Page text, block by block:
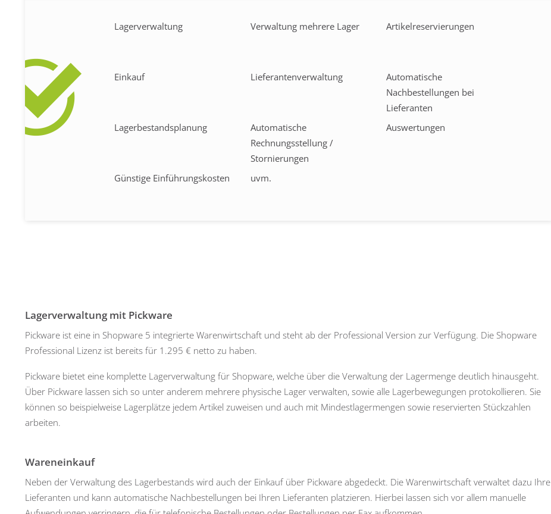
Lagerverwaltung Verwaltung mehrere Lager Artikelreservierungen
Einkauf Lieferantenverwaltung
Automatische
Nachbestellungen bei
Lieferanten
Lagerbestandsplanung
Automatische
Rechnungsstellung /
Stornierungen
Auswertungen
Günstige Einführungskosten uvm.
Lagerverwaltung mit Pickware
Pickware ist eine in Shopware 5 integrierte Warenwirtschaft und steht ab der Professional Version zur Verfügung. Die Shopware
Professional Lizenz ist bereits für 1.295 € netto zu haben.
Pickware bietet eine komplette Lagerverwaltung für Shopware, welche über die Verwaltung der Lagermenge deutlich hinausgeht.
Über Pickware lassen sich so unter anderem mehrere physische Lager verwalten, sowie alle Lagerbewegungen protokollieren. Sie
können so beispielweise Lagerplätze jedem Artikel zuweisen und auch mit Mindestlagermengen sowie reservierten Stückzahlen
arbeiten.
Wareneinkauf
Neben der Verwaltung des Lagerbestands wird auch der Einkauf über Pickware abgedeckt. Die Warenwirtschaft verwaltet dazu Ihre
Lieferanten und kann automatische Nachbestellungen bei Ihren Lieferanten platzieren. Hierbei lassen sich vor allem manuelle